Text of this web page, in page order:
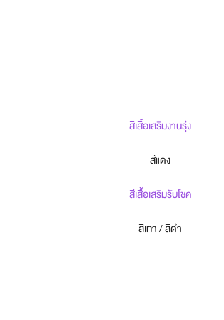
สีเสื้อเสริมงานรุ่ง
สีแดง
สีเสื้อเสริมรับโชค
สีเทา / สีดำ